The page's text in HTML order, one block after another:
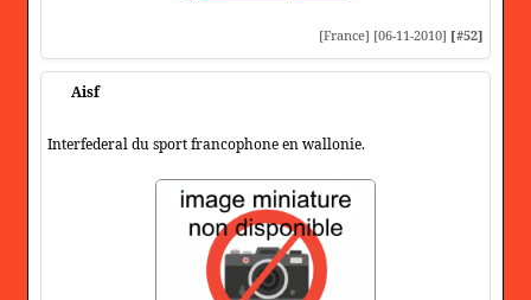
[France] [06-11-2010] [#52]
Aisf
Interfederal du sport francophone en wallonie.